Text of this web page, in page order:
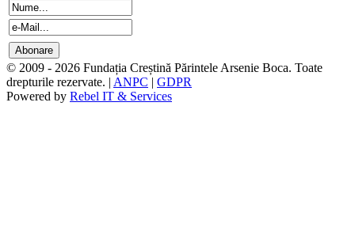
© 2009 - 2026 Fundația Creștină Părintele Arsenie Boca. Toate
drepturile rezervate. | ANPC | GDPR
Powered by Rebel IT & Services